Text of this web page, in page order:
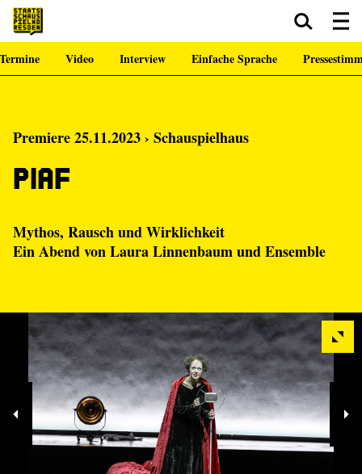
Zum Hauptinhalt springen Zum Footer springen
Termine Video Interview Einfache Sprache
Premiere 25.11.2023 › Schauspielhaus
Piaf
Mythos, Rausch und Wirklichkeit
Ein Abend vonLaura Linnenbaumund Ensemble